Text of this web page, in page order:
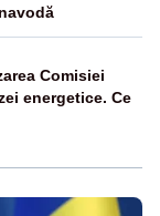
Comisiei
energetice. Ce